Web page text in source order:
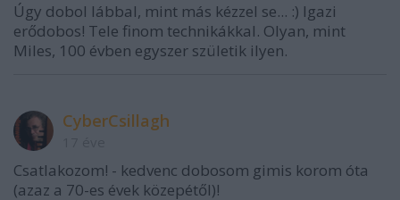
Úgy dobol lábbal, mint más kézzel se... :) Igazi
erődobos! Tele finom technikákkal. Olyan, mint
Miles, 100 évben egyszer születik ilyen.
CyberCsillagh
Csatlakozom! - kedvenc dobosom gimis korom óta
(azaz a 70-es évek közepétől)!